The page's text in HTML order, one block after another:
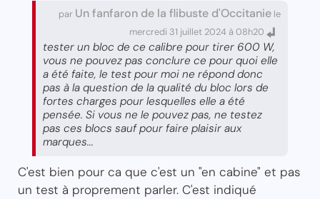
par Un fanfaron de la flibuste d'Occitanie le
mercredi 31 juillet 2024 à 08h20
tester un bloc de ce calibre pour tirer 600 W,
vous ne pouvez pas conclure ce pour quoi elle
a été faite, le test pour moi ne répond donc
pas à la question de la qualité du bloc lors de
fortes charges pour lesquelles elle a été
pensée. Si vous ne le pouvez pas, ne testez
pas ces blocs sauf pour faire plaisir aux
marques...
C'est bien pour ca que c'est un "en cabine" et pas
un test à proprement parler. C'est indiqué